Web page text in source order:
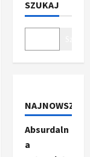
SZUKAJ
NAJNOWSZE
Absurdaln
a